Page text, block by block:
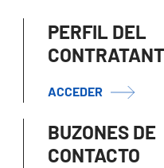
PERFIL DEL
ACCEDER
BUZONES DE
CONTACTO